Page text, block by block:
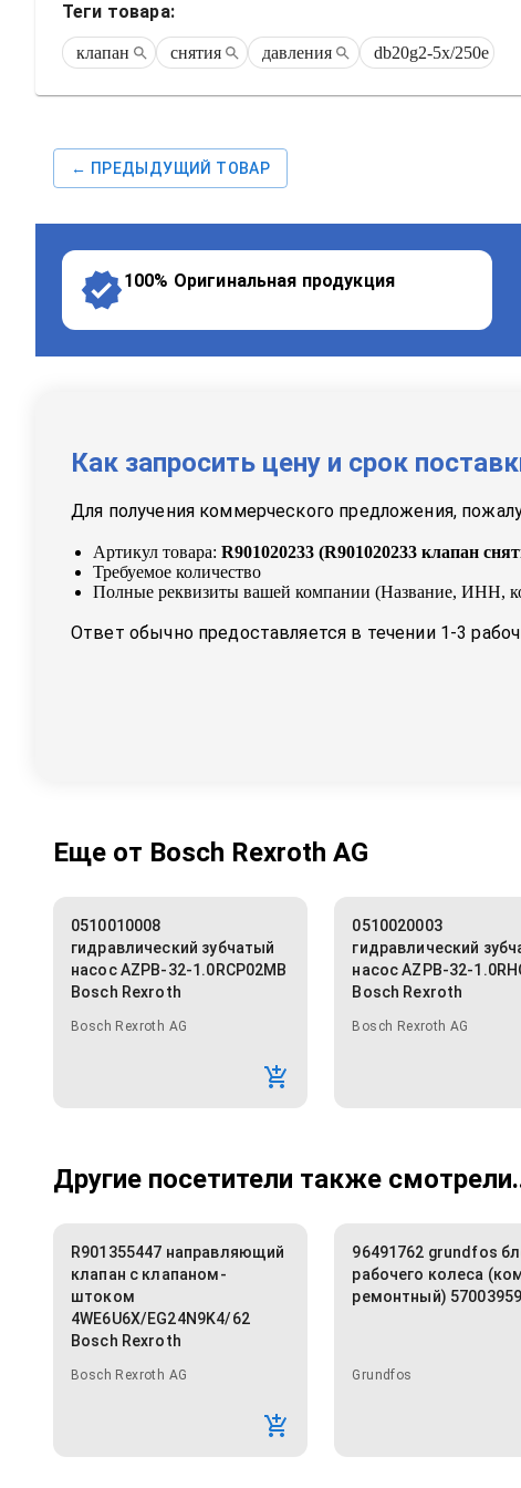
Теги товара:
клапан снятия давления db20g2-5x/250e
← ПРЕДЫДУЩИЙ ТОВАР
100% Оригинальная продукция
Как запросить цену и срок
Для получения коммерческого предложения,
Артикул товара: R901020233 (R901020233 клапан
Требуемое количество
Полные реквизиты вашей компании (Название, ИНН,
Ответ обычно предоставляется в течении 1-3
Еще от Bosch Rexroth AG
0510010008
гидравлический зубчатый
насос AZPB-32-1.0RCP02MB
Bosch Rexroth
Bosch Rexroth AG
0510020003
гидравлический
насос AZPB-32-
Bosch Rexroth
Bosch Rexroth AG
Другие посетители также
R901355447 направляющий
клапан с клапаном-
штоком
4WE6U6X/EG24N9K4/62
Bosch Rexroth
Bosch Rexroth AG
96491762 grundfos
рабочего колеса
ремонтный)
Grundfos